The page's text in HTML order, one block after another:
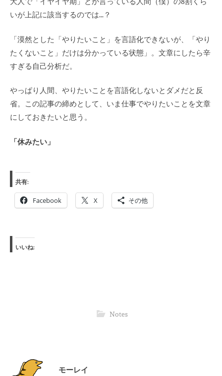
いが上記に該当するのでは…？
「漠然とした「やりたいこと」を言語化できないが、「やり
たくないこと」だけは分かっている状態」。文章にしたら辛
すぎる自己分析だ。
やっぱり人間、やりたいことを言語化しないとダメだと反
省。この記事の締めとして、いま仕事でやりたいことを文章
にしておきたいと思う。
「休みたい」
共有:
Facebook X その他
いいね:
Notes
モーレイ